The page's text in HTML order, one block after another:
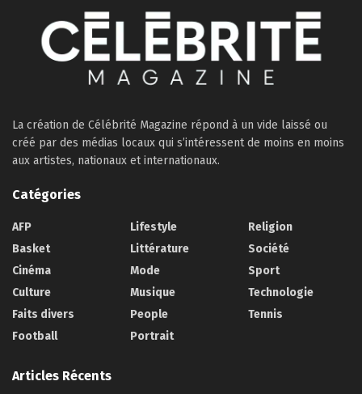
La création de Célébrité Magazine répond à un vide laissé ou
créé par des médias locaux qui s’intéressent de moins en moins
aux artistes, nationaux et internationaux.
Catégories
AFP
Basket
Cinéma
Culture
Faits divers
Football
Lifestyle
Littérature
Mode
Musique
People
Portrait
Religion
Société
Sport
Technologie
Tennis
Articles Récents